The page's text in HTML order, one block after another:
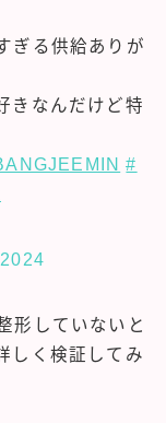
ぎる供給ありが
きなんだけど特
#
形していないと
しく検証してみ